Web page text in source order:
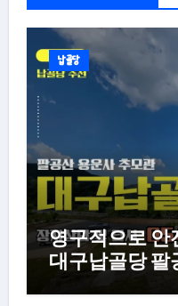
매
김
납골당
영구적으로 안
대구납골당 팔